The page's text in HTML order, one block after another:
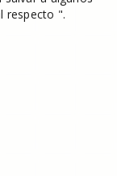
respecto ".